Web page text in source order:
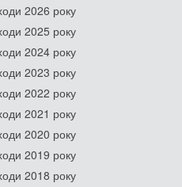
2026 року
2025 року
2024 року
2023 року
2022 року
2021 року
2020 року
2019 року
2018 року